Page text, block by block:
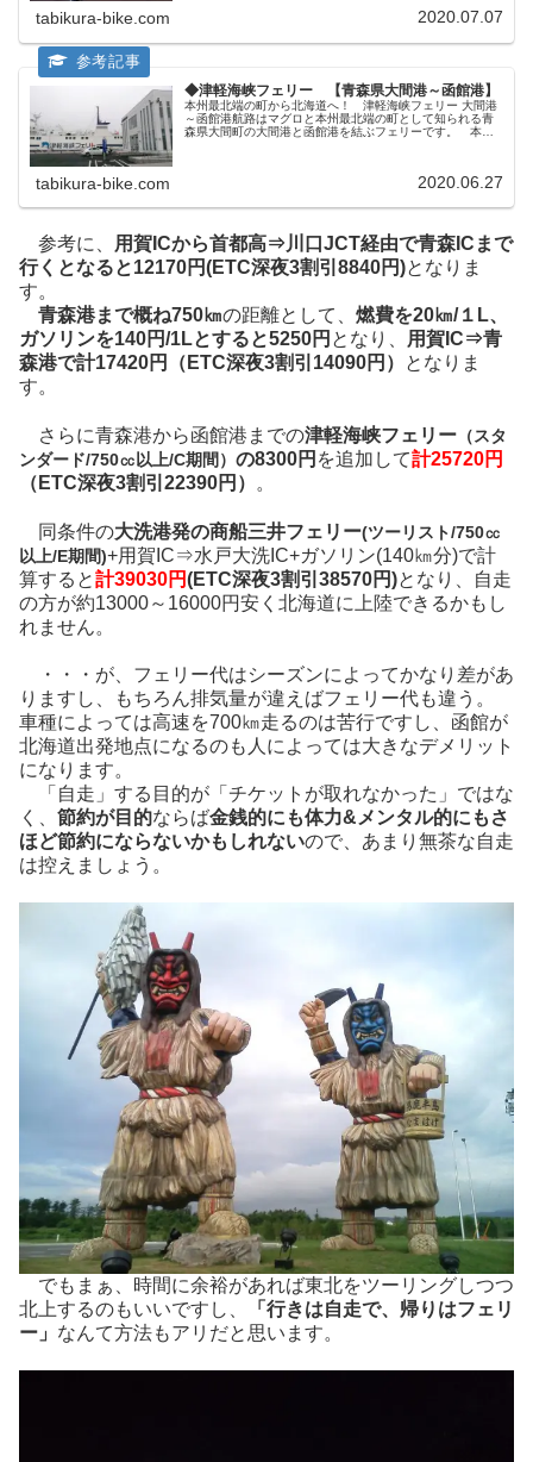
tabikura-bike.com 2020.07.07
◆津軽海峡フェリー 【青森県大間港～函館港】
本州最北端の町から北海道へ！ 津軽海峡フェリー 大間港
～函館港航路はマグロと本州最北端の町として知られる青
森県大間町の大間港と函館港を結ぶフェリーです。 本州
tabikura-bike.com 2020.06.27
参考に、
用賀ICから首都高⇒川口JCT経由で青森ICまで
行くとなると12170円(ETC深夜3割引8840円)となりま
す。
青森港まで概ね750㎞の距離として、 燃費を20㎞/１L、
ガソリンを140円/1Lとすると5250円 となり、
用賀IC⇒青
森港で計17420円（ETC深夜3割引14090円）
となりま
す。
さらに青森港から函館港までの津軽海峡フェリー （スタ
ンダード/750㏄以上/C期間） の8300円 を追加して計25720円
（ETC深夜3割引22390円）
。
同条件の大洗港発の商船三井フェリー(ツーリスト/750㏄
以上/E期間)+用賀IC⇒水戸大洗IC+ガソリン(140㎞分)で計
算すると計39030円(ETC深夜3割引38570円)となり、自走
の方が約13000～16000円安く北海道に上陸できるかもし
れません。
・・・が、フェリー代はシーズンによってかなり差があ
りますし、もちろん排気量が違えばフェリー代も違う。
車種によっては高速を700㎞走るのは苦行ですし、函館が
北海道出発地点になるのも人によっては大きなデメリット
になります。
「自走」する目的が「チケットが取れなかった」ではな
く、 節約が目的ならば金銭的にも体力&メンタル的にもさ
ほど節約にならないかもしれないので、あまり無茶な自走
は控えましょう。
でもまぁ、時間に余裕があれば東北をツーリングしつつ
北上するのもいいですし、
「行きは自走で、帰りはフェリ
ー」 なんて方法もアリだと思います。